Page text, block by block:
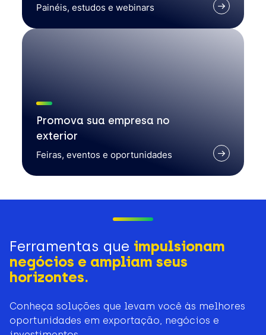
Painéis, estudos e webinars
Promova sua empresa no
exterior
Feiras, eventos e oportunidades
Ferramentas que impulsionam
negócios e ampliam seus
horizontes.
Conheça soluções que levam você às melhores
oportunidades em exportação, negócios e